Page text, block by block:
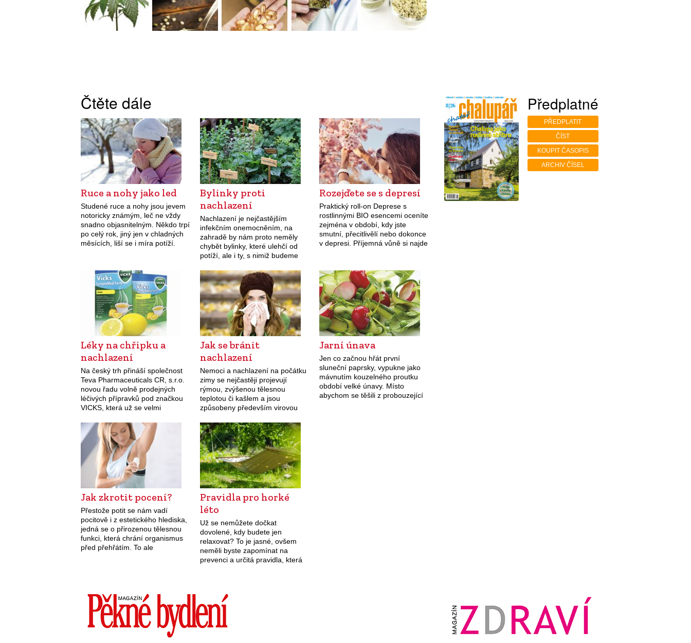
Čtěte dále
Ruce a nohy jako led
Studené ruce a nohy jsou jevem
notoricky známým, leč ne vždy
snadno objasnitelným. Někdo trpí
po celý rok, jiný jen v chladných
měsících, liší se i míra potíží.
Bylinky proti
nachlazení
Nachlazení je nejčastějším
infekčním onemocněním, na
zahradě by nám proto neměly
chybět bylinky, které ulehčí od
potíží, ale i ty, s nimiž budeme
předcházet.
Rozejďete se s depresí
Praktický roll-on Deprese s
rostlinnými BIO esencemi oceníte
zejména v období, kdy jste
smutní, přecitlivělí nebo dokonce
v depresi. Příjemná vůně si najde
jsou ještě doplněny…
Léky na chřipku a
nachlazení
Na český trh přináší společnost
Teva Pharmaceuticals CR, s.r.o.
novou řadu volně prodejných
léčivých přípravků pod značkou
VICKS, která už se velmi
zemích světa. Tato značka má
více jak…
Jak se bránit
nachlazení
Nemoci a nachlazení na počátku
zimy se nejčastěji projevují
rýmou, zvýšenou tělesnou
teplotou či kašlem a jsou
způsobeny především virovou
Jarní únava
Jen co začnou hřát první
sluneční paprsky, vypukne jako
mávnutím kouzelného proutku
období velké únavy. Místo
abychom se těšili z probouzející
Jak zkrotit pocení?
Přestože potit se nám vadí
pocitově i z estetického hlediska,
jedná se o přirozenou tělesnou
funkci, která chrání organismus
před přehřátím. To ale
Pravidla pro horké
léto
Už se nemůžete dočkat
dovolené, kdy budete jen
relaxovat? To je jasné, ovšem
neměli byste zapomínat na
prevenci a určitá pravidla, která
Předplatné
PŘEDPLATIT
ČÍST
KOUPIT ČASOPIS
ARCHIV ČÍSEL